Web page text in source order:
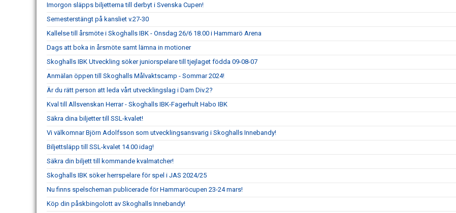
Imorgon släpps biljetterna till derbyt i Svenska Cupen!
Semesterstängt på kansliet v.27-30
Kallelse till årsmöte i Skoghalls IBK - Onsdag 26/6 18.00 i Hammarö Arena
Dags att boka in årsmöte samt lämna in motioner
Skoghalls IBK Utveckling söker juniorspelare till tjejlaget födda 09-08-07
Anmälan öppen till Skoghalls Målvaktscamp - Sommar 2024!
Är du rätt person att leda vårt utvecklingslag i Dam Div.2?
Kval till Allsvenskan Herrar - Skoghalls IBK-Fagerhult Habo IBK
Säkra dina biljetter till SSL-kvalet!
Vi välkomnar Björn Adolfsson som utvecklingsansvarig i Skoghalls Innebandy!
Biljettsläpp till SSL-kvalet 14.00 idag!
Säkra din biljett till kommande kvalmatcher!
Skoghalls IBK söker herrspelare för spel i JAS 2024/25
Nu finns spelscheman publicerade för Hammaröcupen 23-24 mars!
Köp din påskbingolott av Skoghalls Innebandy!